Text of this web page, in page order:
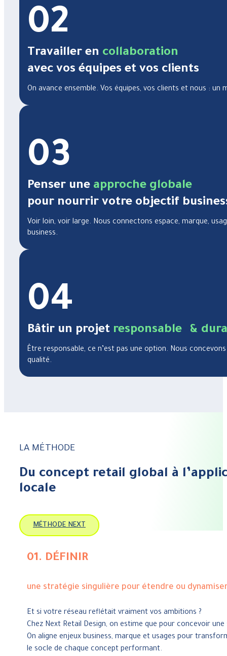
02
Travailler en collaboration
avec vos équipes et vos clients
On avance ensemble. Vos équipes, vos clients et nous :
03
Penser une approche globale
pour nourrir votre objectif
Voir loin, voir large. Nous connectons espace, marque,
business.
04
Bâtir un projet responsable &
Être responsable, ce n’est pas une option. Nous
qualité.
LA MÉTHODE
Du concept retail global à
locale
MÉTHODE NEXT
01. DÉFINIR
une stratégie singulière pour étendre ou
Et si votre réseau reflétait vraiment vos ambitions ?
Chez Next Retail Design, on estime que pour concevoir
On aligne enjeux business, marque et usages pour
le socle de chaque concept performant.